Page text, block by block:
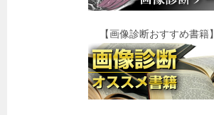
【画像診断おすすめ書籍】